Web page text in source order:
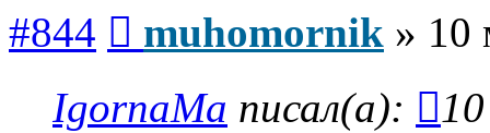
#844 muhomornik » 10
IgornaMa писал(а):